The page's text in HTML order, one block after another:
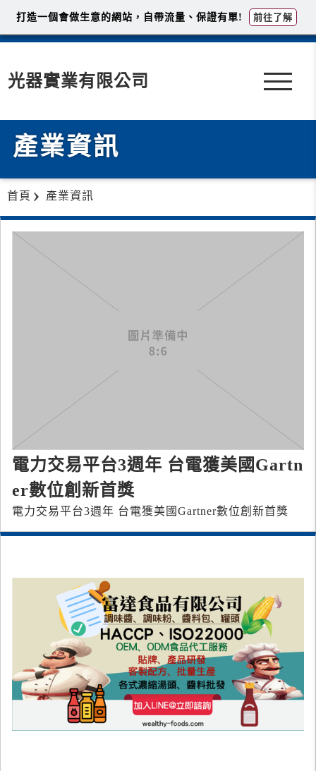
光器實業有限公司
產業資訊
首頁 產業資訊
電力交易平台3週年 台電獲美國Gartn
er數位創新首獎
電力交易平台3週年 台電獲美國Gartner數位創新首獎
打造一個會做生意的網站，自帶流量、保證有單! 前往了解